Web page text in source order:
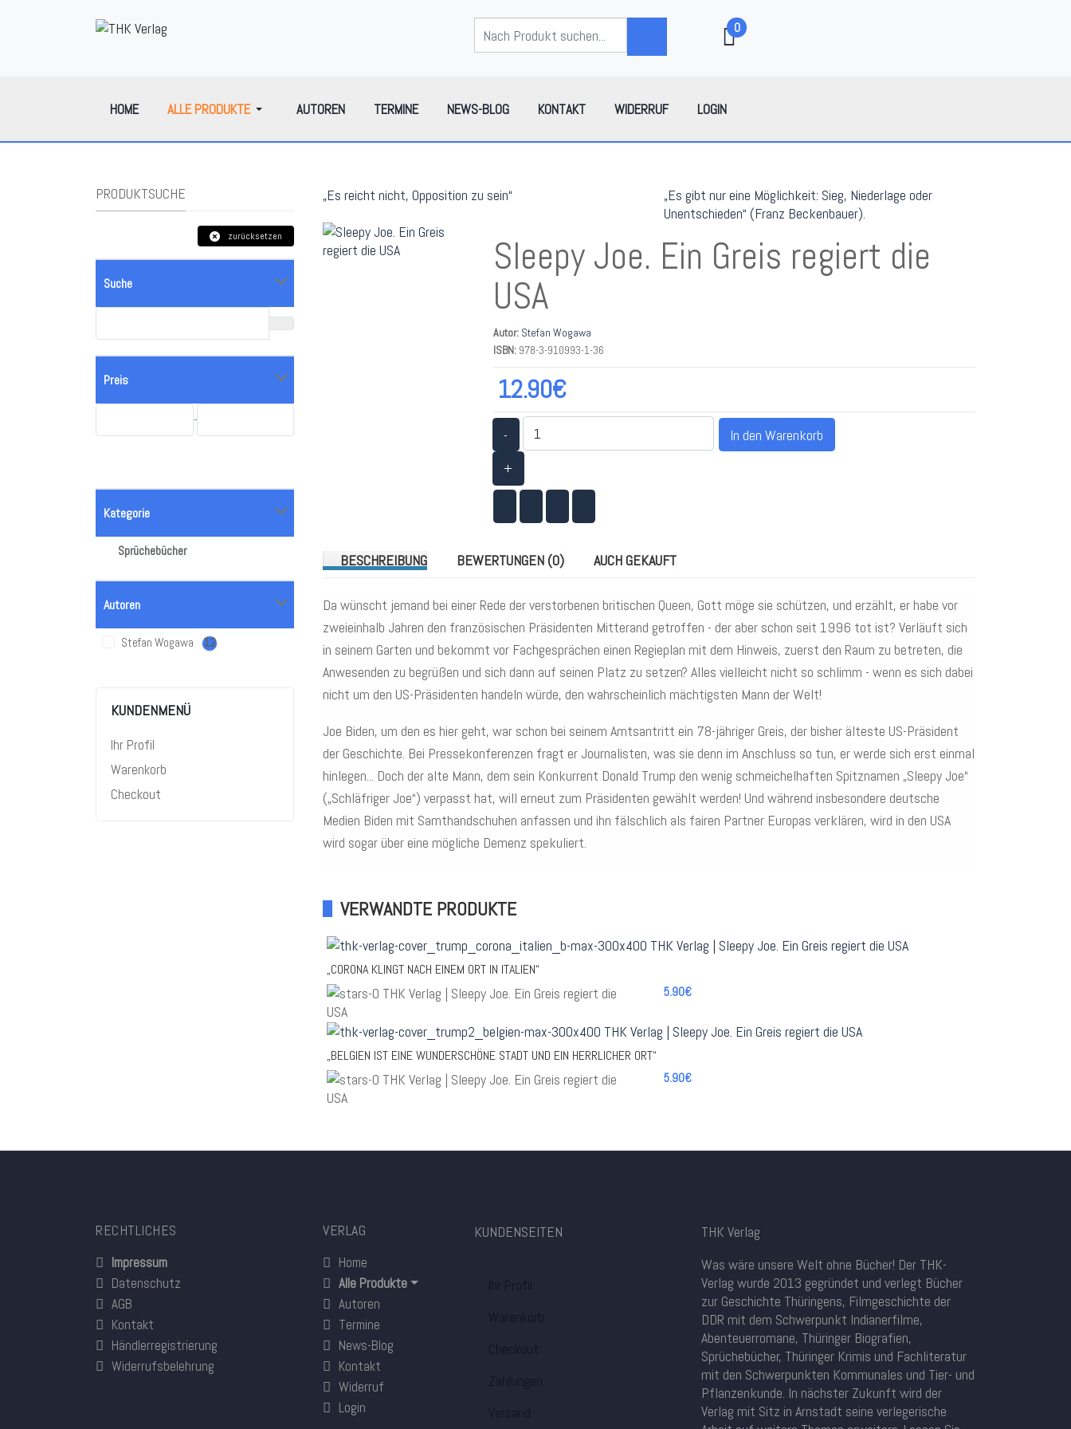
0
HOME ALLE PRODUKTE AUTOREN TERMINE NEWS-BLOG KONTAKT WIDERRUF LOGIN
„Es reicht nicht, Opposition zu sein“
„Es gibt nur eine Möglichkeit: Sieg, Niederlage oder
Unentschieden“ (Franz Beckenbauer).
Sleepy Joe. Ein Greis regiert die
USA
Autor: Stefan Wogawa
ISBN: 978-3-910993-1-36
12.90€
-
+
In den Warenkorb
BESCHREIBUNG BEWERTUNGEN (0) AUCH GEKAUFT
Da wünscht jemand bei einer Rede der verstorbenen britischen Queen, Gott möge sie schützen, und erzählt, er habe vor
zweieinhalb Jahren den französischen Präsidenten Mitterand getroffen - der aber schon seit 1996 tot ist? Verläuft sich
in seinem Garten und bekommt vor Fachgesprächen einen Regieplan mit dem Hinweis, zuerst den Raum zu betreten, die
Anwesenden zu begrüßen und sich dann auf seinen Platz zu setzen? Alles vielleicht nicht so schlimm - wenn es sich dabei
nicht um den US-Präsidenten handeln würde, den wahrscheinlich mächtigsten Mann der Welt!
Joe Biden, um den es hier geht, war schon bei seinem Amtsantritt ein 78-jähriger Greis, der bisher älteste US-Präsident
der Geschichte. Bei Pressekonferenzen fragt er Journalisten, was sie denn im Anschluss so tun, er werde sich erst einmal
hinlegen... Doch der alte Mann, dem sein Konkurrent Donald Trump den wenig schmeichelhaften Spitznamen „Sleepy Joe“
(„Schläfriger Joe“) verpasst hat, will erneut zum Präsidenten gewählt werden! Und während insbesondere deutsche
Medien Biden mit Samthandschuhen anfassen und ihn fälschlich als fairen Partner Europas verklären, wird in den USA
wird sogar über eine mögliche Demenz spekuliert.
VERWANDTE PRODUKTE
„CORONA KLINGT NACH EINEM ORT IN ITALIEN“
5.90€
„BELGIEN IST EINE WUNDERSCHÖNE STADT UND EIN HERRLICHER ORT“
5.90€
PRODUKTSUCHE
zurücksetzen
Suche
Preis
-
Kategorie
Sprüchebücher
Autoren
Stefan Wogawa 12
KUNDENMENÜ
Ihr Profil
Warenkorb
Checkout
RECHTLICHES
Impressum
Datenschutz
AGB
Kontakt
Händlerregistrierung
Widerrufsbelehrung
VERLAG
Home
Alle Produkte
Autoren
Termine
News-Blog
Kontakt
Widerruf
Login
KUNDENSEITEN
Ihr Profil
Warenkorb
Checkout
Zahlungen
Versand
THK Verlag
Was wäre unsere Welt ohne Bücher! Der THK-
Verlag wurde 2013 gegründet und verlegt Bücher
zur Geschichte Thüringens, Filmgeschichte der
DDR mit dem Schwerpunkt Indianerfilme,
Abenteuerromane, Thüringer Biografien,
Sprüchebücher, Thüringer Krimis und Fachliteratur
mit den Schwerpunkten Kommunales und Tier- und
Pflanzenkunde. In nächster Zukunft wird der
Verlag mit Sitz in Arnstadt seine verlegerische